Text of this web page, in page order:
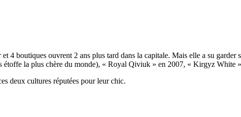
4 boutiques ouvrent 2 ans plus tard dans la capitale. Mais elle a su
la plus chère du monde), « Royal Qiviuk » en 2007, « Kirgyz White
deux cultures réputées pour leur chic.